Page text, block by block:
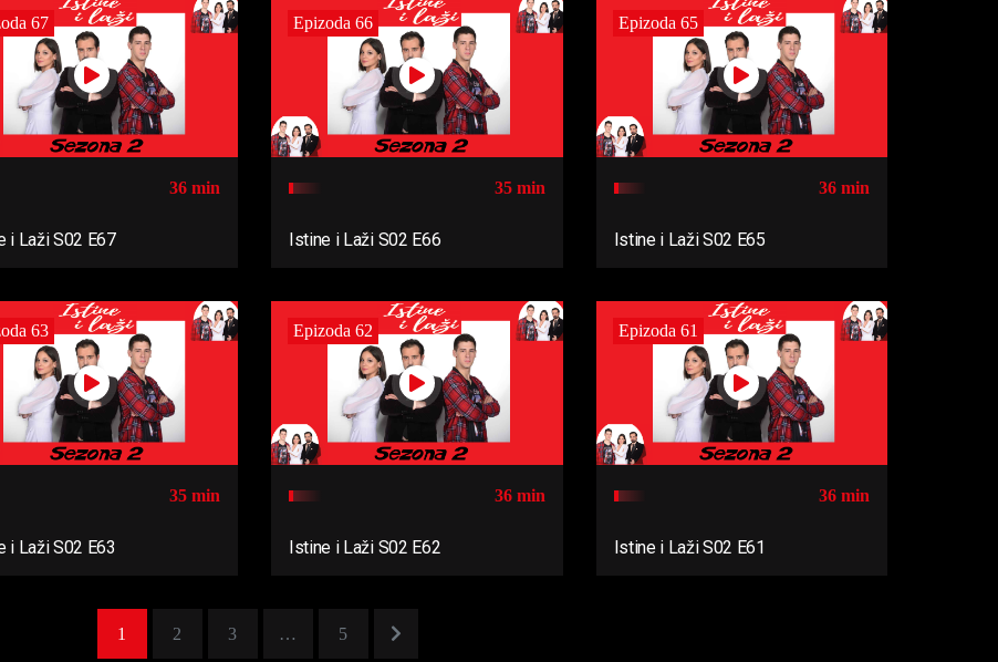
67
36 min
i Laži S02 E67
Epizoda 66
35 min
Istine i Laži S02 E66
Epizoda 65
36 min
Istine i Laži S02 E65
63
35 min
i Laži S02 E63
Epizoda 62
36 min
Istine i Laži S02 E62
Epizoda 61
36 min
Istine i Laži S02 E61
1 2 3 … 5